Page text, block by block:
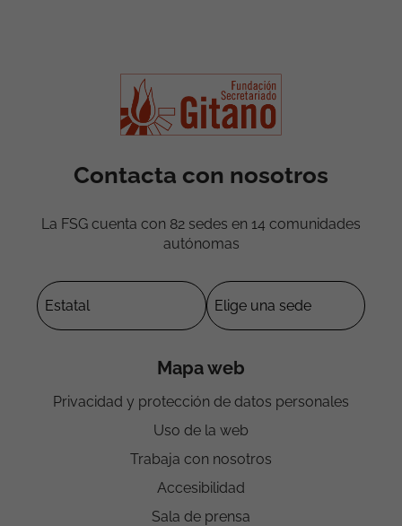
Contacta con nosotros
La FSG cuenta con 82 sedes en 14 comunidades
autónomas
Mapa web
Privacidad y protección de datos personales
Uso de la web
Trabaja con nosotros
Accesibilidad
Sala de prensa